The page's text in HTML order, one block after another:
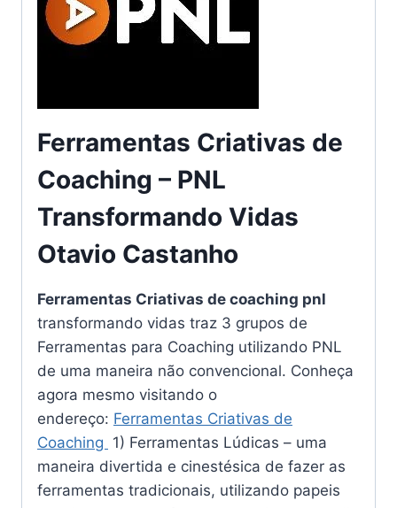
Ferramentas Criativas de
Coaching – PNL
Transformando Vidas
Otavio Castanho
Ferramentas Criativas de coaching pnl
transformando vidas traz 3 grupos de
Ferramentas para Coaching utilizando PNL
de uma maneira não convencional. Conheça
agora mesmo visitando o
endereço: Ferramentas Criativas de
Coaching 1) Ferramentas Lúdicas – uma
maneira divertida e cinestésica de fazer as
ferramentas tradicionais, utilizando papeis